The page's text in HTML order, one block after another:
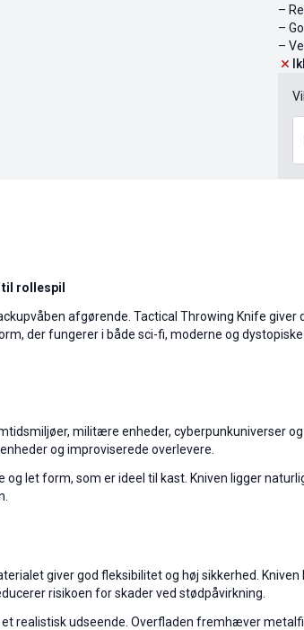
–
–
–
rollespil
afgørende. Tactical Throwing Knife
der fungerer i både sci-fi, moderne og
militære enheder, cyberpunkuniverser
og improviserede overlevere.
let form, som er ideel til kast. Kniven ligger
giver god fleksibilitet og høj sikkerhed.
risikoen for skader ved stødpåvirkning.
realistisk udseende. Overfladen fremhæver